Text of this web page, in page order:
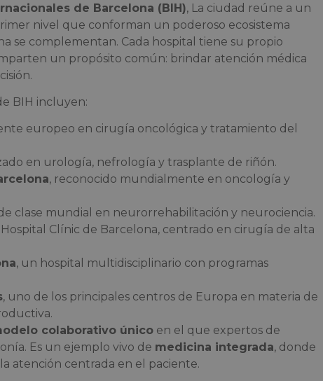
de Barcelona (BIH), La ciudad reúne a un
nivel que conforman un poderoso ecosistema
se complementan. Cada hospital tiene su propio
un propósito común: brindar atención médica
BIH incluyen:
europeo en cirugía oncológica y tratamiento del
en urología, nefrología y trasplante de riñón.
, reconocido mundialmente en oncología y
clase mundial en neurorrehabilitación y neurociencia.
Clínic de Barcelona, centrado en cirugía de alta
, un hospital multidisciplinario con programas
, uno de los principales centros de Europa en materia de
colaborativo único en el que expertos de
Es un ejemplo vivo de medicina integrada, donde
atención centrada en el paciente.